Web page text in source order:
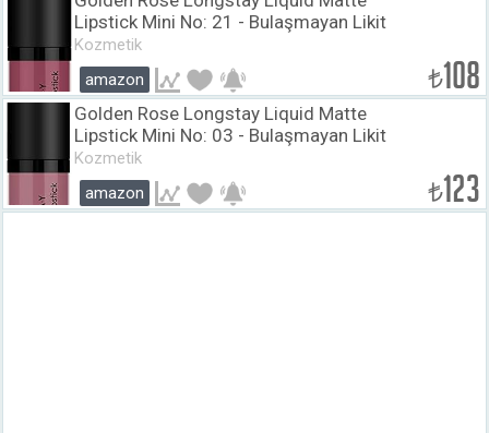
Lipstick Mini No: 21 - Bulaşmayan Likit
Mini Mat Ruj (3 ml)
Kozmetik
amazon
₺108
Golden Rose Longstay Liquid Matte
Lipstick Mini No: 03 - Bulaşmayan Likit
Mini Mat Ruj (3 ml)
Kozmetik
amazon
₺123